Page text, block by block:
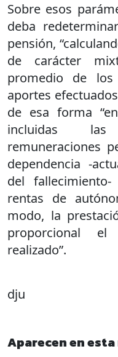
Sobre esos
deba
pensión,
de carácter
promedio de
aportes
de esa forma
incluidas
remuneraciones
dependencia -
del
rentas de
modo, la
proporcional el
realizado”.
dju
Aparecen en